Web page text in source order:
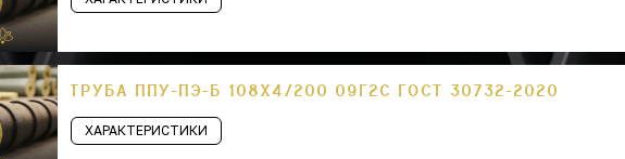
ТРУБА ППУ-ПЭ-Б 108Х4/200 09Г2С ГОСТ 30732-2020
ХАРАКТЕРИСТИКИ